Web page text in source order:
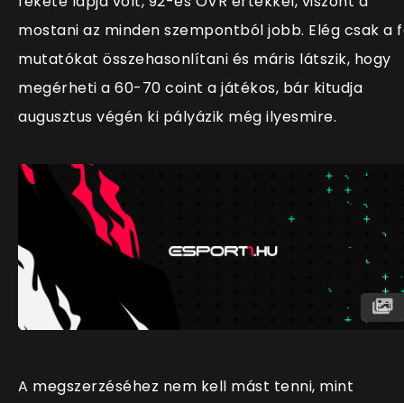
mostani az minden szempontból jobb. Elég csak a
mutatókat összehasonlítani és máris látszik, hogy
megérheti a 60-70 coint a játékos, bár kitudja
augusztus végén ki pályázik még ilyesmire.
A megszerzéséhez nem kell mást tenni, mint